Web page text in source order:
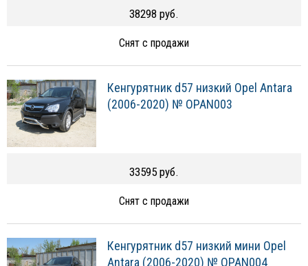
38298 руб.
Снят с продажи
Кенгурятник d57 низкий Opel Antara
(2006-2020) № OPAN003
33595 руб.
Снят с продажи
Кенгурятник d57 низкий мини Opel
Antara (2006-2020) № OPAN004